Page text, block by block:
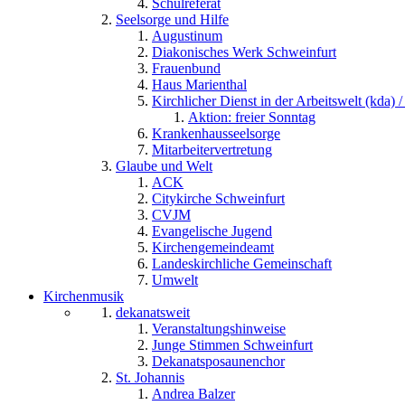
Schulreferat
Seelsorge und Hilfe
Augustinum
Diakonisches Werk Schweinfurt
Frauenbund
Haus Marienthal
Kirchlicher Dienst in der Arbeitswelt (kda) /
Aktion: freier Sonntag
Krankenhausseelsorge
Mitarbeitervertretung
Glaube und Welt
ACK
Citykirche Schweinfurt
CVJM
Evangelische Jugend
Kirchengemeindeamt
Landeskirchliche Gemeinschaft
Umwelt
Kirchenmusik
dekanatsweit
Veranstaltungshinweise
Junge Stimmen Schweinfurt
Dekanatsposaunenchor
St. Johannis
Andrea Balzer